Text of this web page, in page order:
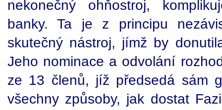
nekonečný ohňostroj,
banky. Ta je z principu
skutečný nástroj, jímž by
Jeho nominace a odvolání
ze 13 členů, jíž předsedá sám
všechny způsoby, jak dostat